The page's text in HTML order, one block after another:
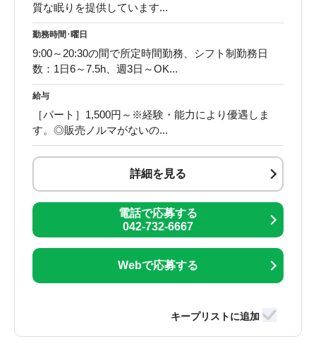
質な眠りを提供しています...
勤務時間･曜日
9:00～20:30の間で所定時間勤務、シフト制勤務日
数：1日6～7.5h、週3日～OK...
給与
［パート］1,500円～※経験・能力により優遇しま
す。◎販売ノルマがないの...
詳細を見る
電話で応募する
042-732-6667
Webで応募する